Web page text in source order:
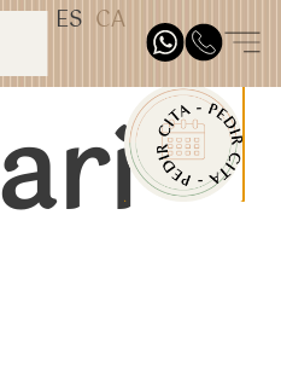
ES CA